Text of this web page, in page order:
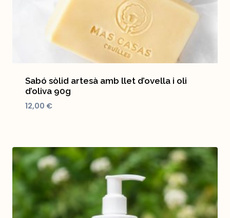
Sabó sòlid artesà amb llet d’ovella i oli
d’oliva 90g
12,00 €